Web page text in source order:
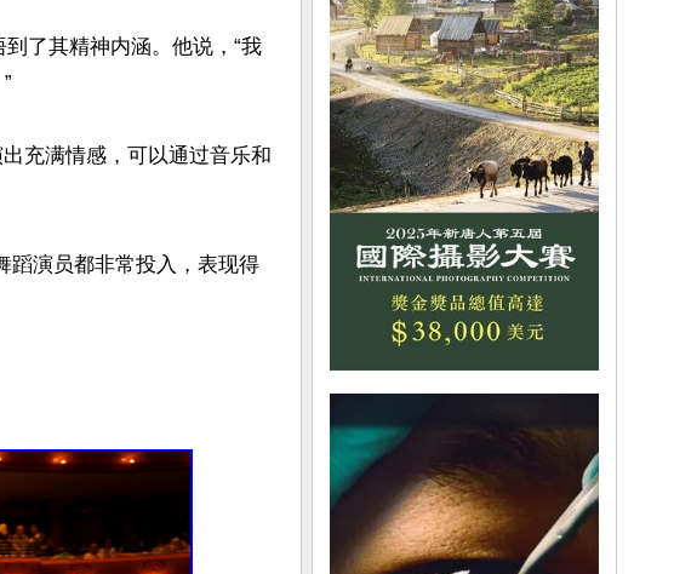
了其精神内涵。他说，“我
充满情感，可以通过音乐和
蹈演员都非常投入，表现得